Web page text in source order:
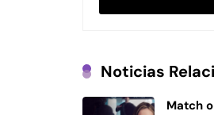
Noticias
Match